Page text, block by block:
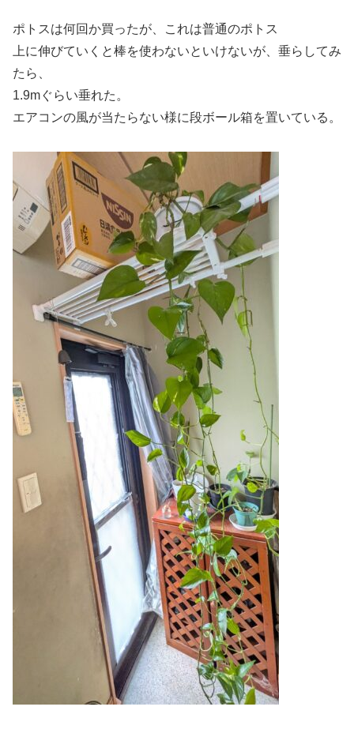
ポトスは何回か買ったが、これは普通のポトス
上に伸びていくと棒を使わないといけないが、垂らしてみ
たら、
1.9mぐらい垂れた。
エアコンの風が当たらない様に段ボール箱を置いている。